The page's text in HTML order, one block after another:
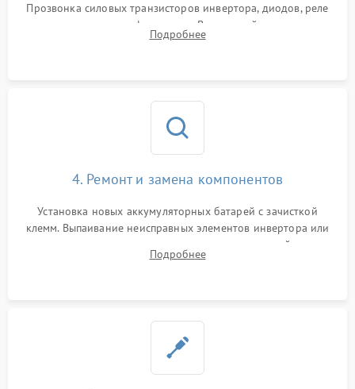
Прозвонка силовых транзисторов инвертора, диодов, реле
переключения и трансформатора. Визуальный поиск вздутых
конденсаторов и прогаров на печатной плате.
Подробнее
4. Ремонт и замена компонентов
Установка новых аккумуляторных батарей с зачисткой
клемм. Выпаивание неисправных элементов инвертора или
цепи зарядки и монтаж новых радиодеталей.
Восстановление поврежденных токоведущих дорожек и
Подробнее